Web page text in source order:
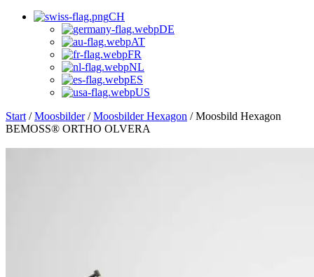
CH
DE
AT
FR
NL
ES
US
Start /Moosbilder/Moosbilder Hexagon / Moosbild Hexagon
BEMOSS® ORTHO OLVERA